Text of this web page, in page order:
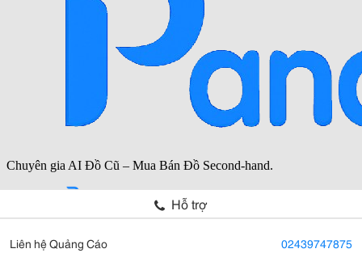
Hỗ trợ
Liên hệ Quảng Cáo 02439747875